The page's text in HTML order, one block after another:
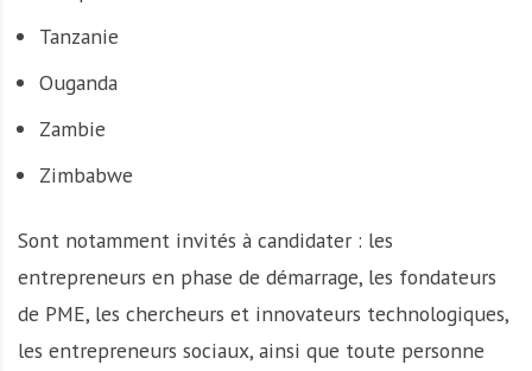
Tanzanie
Ouganda
Zambie
Zimbabwe
Sont notamment invités à candidater : les
entrepreneurs en phase de démarrage, les fondateurs
de PME, les chercheurs et innovateurs technologiques,
les entrepreneurs sociaux, ainsi que toute personne